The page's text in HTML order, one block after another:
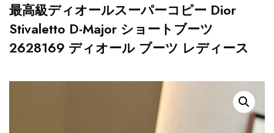
最高級ディオールスーパーコピー Dior
Stivaletto D-Major ショートブーツ
2628169 ディオール ブーツ レディース